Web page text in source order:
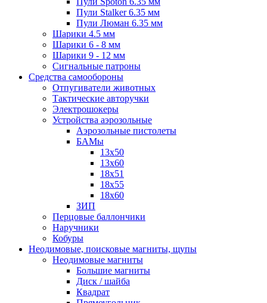
Пули Stalker 6.35 мм
Пули Люман 6.35 мм
Шарики 4.5 мм
Шарики 6 - 8 мм
Шарики 9 - 12 мм
Сигнальные патроны
Средства самообороны
Отпугиватели животных
Тактические авторучки
Электрошокеры
Устройства аэрозольные
Аэрозольные пистолеты
БАМы
13х50
13х60
18х51
18х55
18х60
ЗИП
Перцовые баллончики
Наручники
Кобуры
Неодимовые, поисковые магниты, щупы
Неодимовые магниты
Большие магниты
Диск / шайба
Квадрат